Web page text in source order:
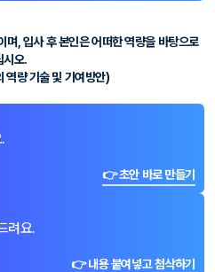
, 입사 후 본인은 어떠한 역량을 바탕으로
시오.
역량 기술 및 기여방안)
👉 초안 바로 만들기
려요.
👉 내용 붙여넣고 첨삭하기